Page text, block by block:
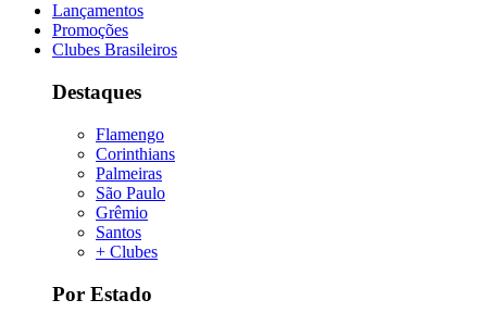
Lançamentos
Promoções
Clubes Brasileiros
Destaques
Flamengo
Corinthians
Palmeiras
São Paulo
Grêmio
Santos
+ Clubes
Por Estado